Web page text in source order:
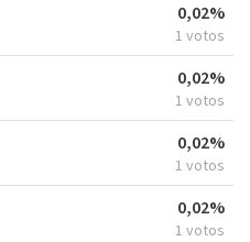
0,02%
1 votos
0,02%
1 votos
0,02%
1 votos
0,02%
1 votos